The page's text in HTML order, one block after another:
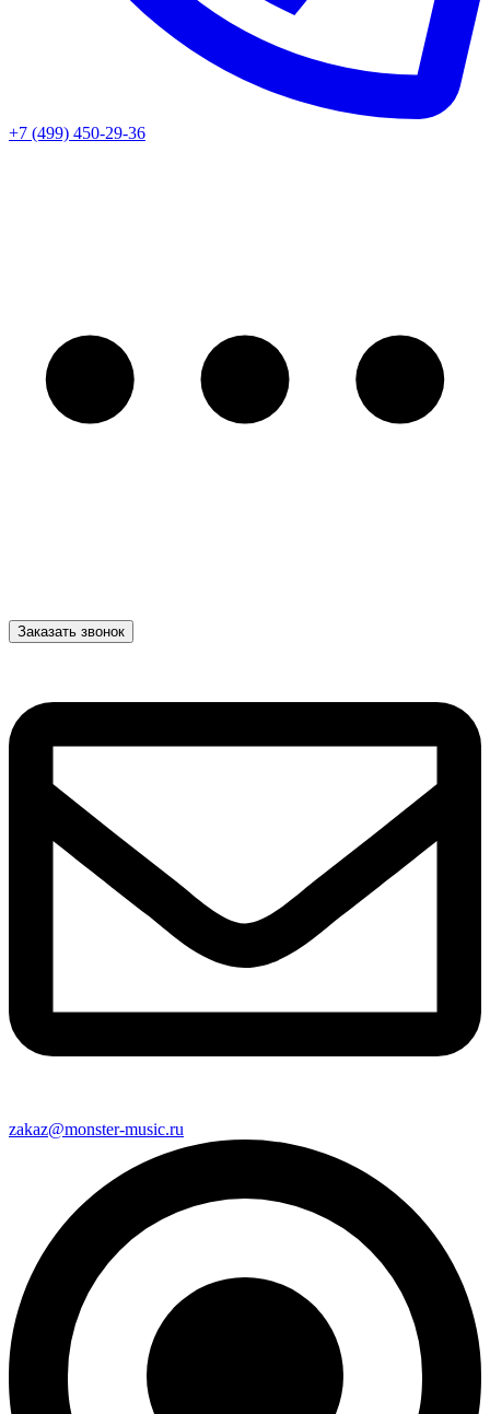
+7 (499) 450-29-36
Заказать звонок
zakaz@monster-music.ru